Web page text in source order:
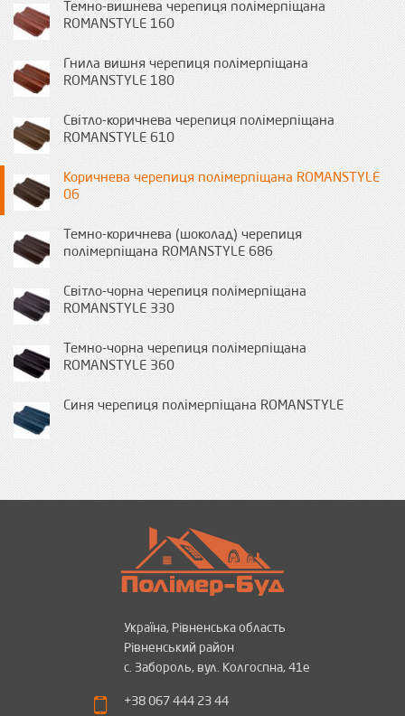
Темно-вишнева черепиця полімерпіщана
ROMANSTYLE 160
Гнила вишня черепиця полімерпіщана
ROMANSTYLE 180
Світло-коричнева черепиця полімерпіщана
ROMANSTYLE 610
Коричнева черепиця полімерпіщана ROMANSTYLE
06
Темно-коричнева (шоколад) черепиця
полімерпіщана ROMANSTYLE 686
Світло-чорна черепиця полімерпіщана
ROMANSTYLE 330
Темно-чорна черепиця полімерпіщана
ROMANSTYLE 360
Синя черепиця полімерпіщана ROMANSTYLE
Україна, Рівненська область
Рівненський район
с. Забороль, вул. Колгоспна, 41е
+38 067 444 23 44